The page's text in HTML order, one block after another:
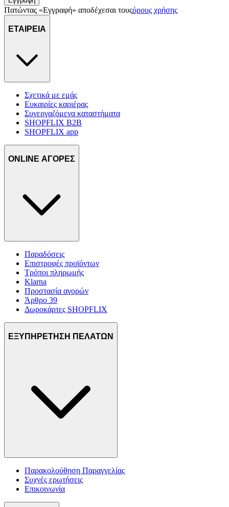
πληροφορίες σχετικά με την από μέρους σας χρήση της
τοποθεσίας μας στους συνεργάτες μέσων κοινωνικής
δικτύωσης, διαφημίσεων και ανάλυσης.
Πατώντας «Εγγραφή» αποδέχεσαι τουςόρους χρήσης
ΕΤΑΙΡΕΙΑ
Σχετικά με εμάς
Ευκαιρίες καριέρας
Συνεργαζόμενα καταστήματα
SHOPFLIX B2B
SHOPFLIX app
ONLINE ΑΓΟΡΕΣ
Παραδόσεις
Επιστροφές προϊόντων
Τρόποι πληρωμής
Klarna
Προστασία αγορών
Άρθρο 39
Δωροκάρτες SHOPFLIX
ΕΞΥΠΗΡΕΤΗΣΗ ΠΕΛΑΤΩΝ
Παρακολούθηση Παραγγελίας
Συχνές ερωτήσεις
Επικοινωνία